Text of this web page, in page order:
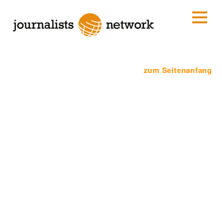
zum Seitenanfang